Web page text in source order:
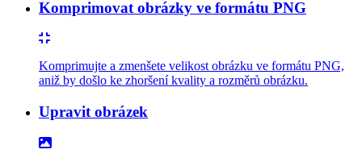
Komprimovat obrázky ve formátu PNG
Komprimujte a zmenšete velikost obrázku ve formátu PNG,
aniž by došlo ke zhoršení kvality a rozměrů obrázku.
Upravit obrázek